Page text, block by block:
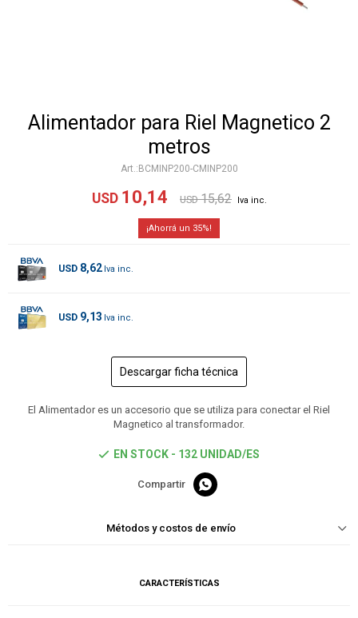
Alimentador para Riel Magnetico 2
metros
BCMINP200-CMINP200
USD 10,14 USD 15,62
35
USD 8,62
USD 9,13
Descargar ficha técnica
El Alimentador es un accesorio que se utiliza para conectar el Riel
Magnetico al transformador.
EN STOCK - 132 UNIDAD/ES

Métodos y costos de envío
CARACTERÍSTICAS